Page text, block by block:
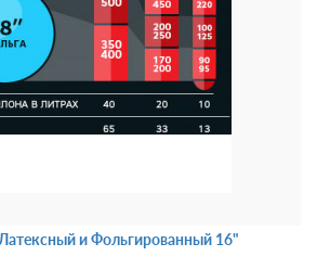
и Фольгированный 16"